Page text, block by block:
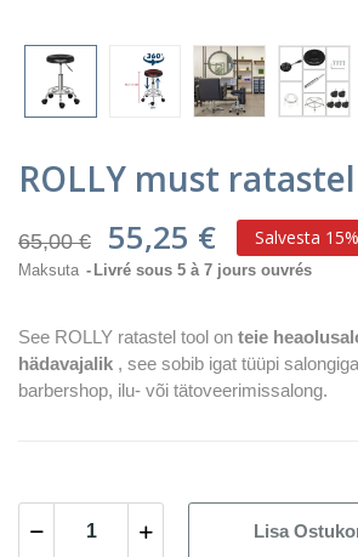
ROLLY must
65,00 € 55,25 € Salvesta 15%
Maksuta Livré sous 5 à 7 jours ouvrés
See ROLLY ratastel tool on teie
hädavajalik , see sobib igat tüüpi
barbershop, ilu- või tätoveerimissalong.
Lisa